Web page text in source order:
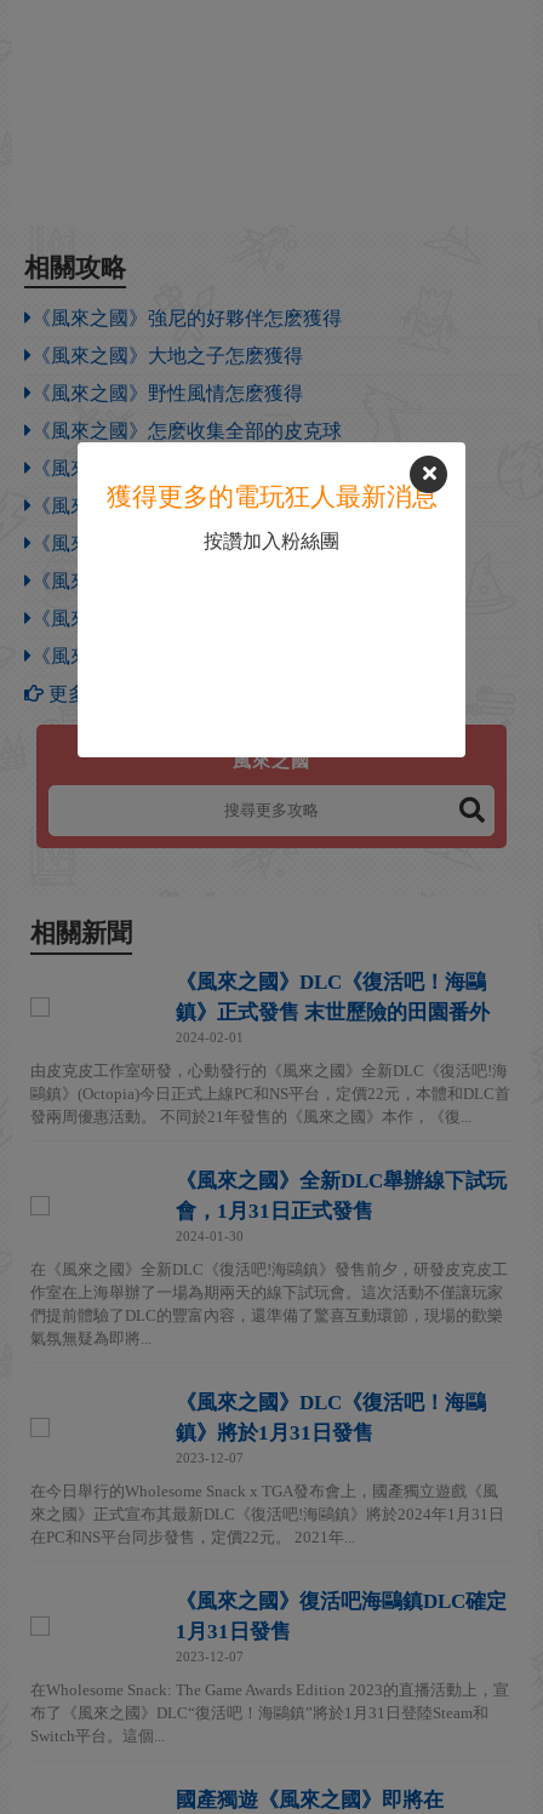
相關攻略
《風來之國》強尼的好夥伴怎麽獲得
《風來之國》大地之子怎麽獲得
《風來之國》野性風情怎麽獲得
《風來之國》怎麽收集全部的皮克球
《風來之國》收藏大贏家怎麽解鎖
《風來之國》收藏家怎麽解鎖
《風來之國》大地之子怎麽解鎖
《風來之國》另一個故事怎麽解鎖
《風來之國》寶藏獵人怎麽解鎖
《風來之國》鼓腹而遊怎麽解鎖
更多【風來之國】攻略
風來之國
相關新聞
《風來之國》DLC《復活吧！海鷗
鎮》正式發售 末世歷險的田園番外
2024-02-01
由皮克皮工作室研發，心動發行的《風來之國》全新DLC《復活吧!海
鷗鎮》(Octopia)今日正式上線PC和NS平台，定價22元，本體和DLC首
發兩周優惠活動。 不同於21年發售的《風來之國》本作，《復...
《風來之國》全新DLC舉辦線下試玩
會，1月31日正式發售
2024-01-30
在《風來之國》全新DLC《復活吧!海鷗鎮》發售前夕，研發皮克皮工
作室在上海舉辦了一場為期兩天的線下試玩會。這次活動不僅讓玩家
們提前體驗了DLC的豐富內容，還準備了驚喜互動環節，現場的歡樂
氣氛無疑為即將...
《風來之國》DLC《復活吧！海鷗
鎮》將於1月31日發售
2023-12-07
在今日舉行的Wholesome Snack x TGA發布會上，國產獨立遊戲《風
來之國》正式宣布其最新DLC《復活吧!海鷗鎮》將於2024年1月31日
在PC和NS平台同步發售，定價22元。 2021年...
《風來之國》復活吧海鷗鎮DLC確定
1月31日發售
2023-12-07
在Wholesome Snack: The Game Awards Edition 2023的直播活動上，宣
布了《風來之國》DLC“復活吧！海鷗鎮”將於1月31日登陸Steam和
Switch平台。這個...
國產獨遊《風來之國》即將在
獲得更多的電玩狂人最新消息
按讚加入粉絲團